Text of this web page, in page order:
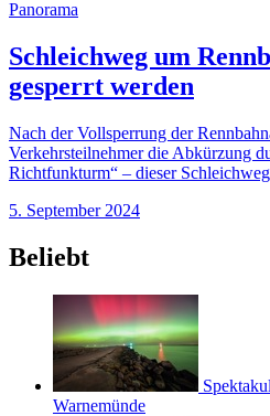
Panorama
Schleichweg um
gesperrt werden
Nach der Vollsperrung der
Verkehrsteilnehmer die Abkürzung
Richtfunkturm“ – dieser
5. September 2024
Beliebt
Warnemünde